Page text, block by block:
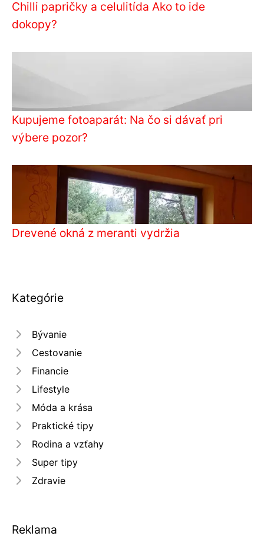
Chilli papričky a celulitída Ako to ide
dokopy?
Kupujeme fotoaparát: Na čo si dávať pri
výbere pozor?
Drevené okná z meranti vydržia
Kategórie
Bývanie
Cestovanie
Financie
Lifestyle
Móda a krása
Praktické tipy
Rodina a vzťahy
Super tipy
Zdravie
Reklama